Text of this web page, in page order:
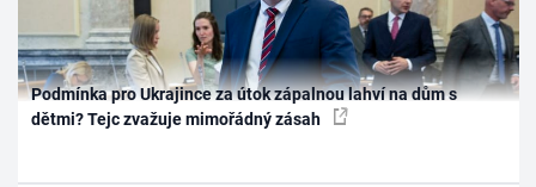
Podmínka pro Ukrajince za útok zápalnou lahví na dům s
dětmi? Tejc zvažuje mimořádný zásah